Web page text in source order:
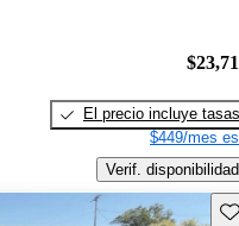
El precio incluye tasas
$449/mes
Verif. disponibilidad